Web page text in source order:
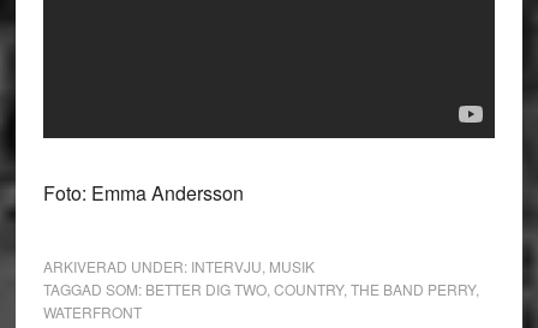
Foto: Emma Andersson
ARKIVERAD UNDER: INTERVJU MUSIK
TAGGAD SOM: BETTER DIG TWO, COUNTRY, THE BAND PERRY,
WATERFRONT